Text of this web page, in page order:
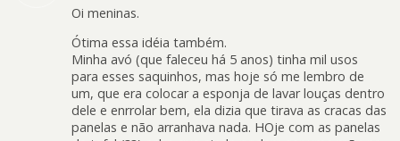
Oi meninas.
Ótima essa idéia também.
Minha avó (que faleceu há 5 anos) tinha mil usos
para esses saquinhos, mas hoje só me lembro de
um, que era colocar a esponja de lavar louças dentro
dele e enrrolar bem, ela dizia que tirava as cracas das
panelas e não arranhava nada. HOje com as panelas